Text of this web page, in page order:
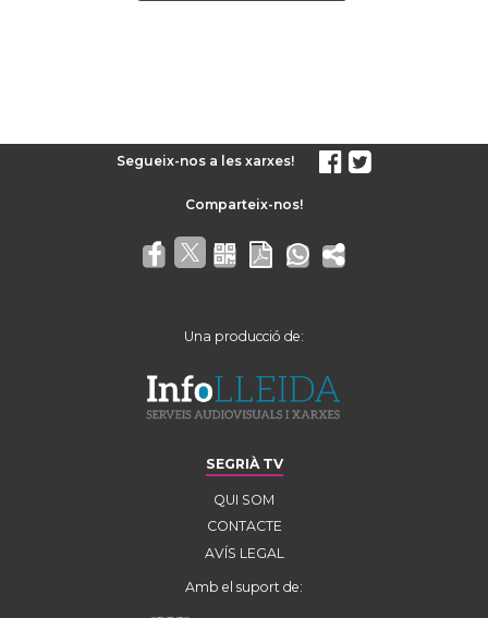
Segueix-nos a les xarxes!
Una producció de:
SEGRIÀ TV
QUI SOM
CONTACTE
AVÍS LEGAL
Amb el suport de: